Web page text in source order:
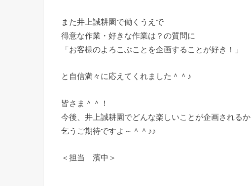
また井上誠耕園で働くうえで
得意な作業・好きな作業は？の質問に
「お客様のよろこぶことを企画することが好き！」
と自信満々に応えてくれました＾＾♪
皆さま＾＾！
今後、井上誠耕園でどんな楽しいことが企画されるか
乞うご期待ですよ～＾＾♪♪
＜担当 濱中＞